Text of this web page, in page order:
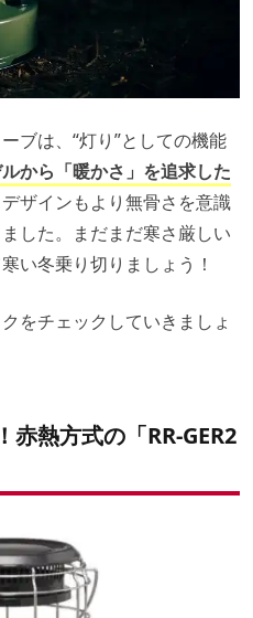
ブは、“灯り”としての機能
から 「暖かさ」を追求した
ザインもより無骨さを意識
した。まだまだ寒さ厳しい
い冬乗り切りましょう！
をチェックしていきましょ
熱方式の「RR-GER2